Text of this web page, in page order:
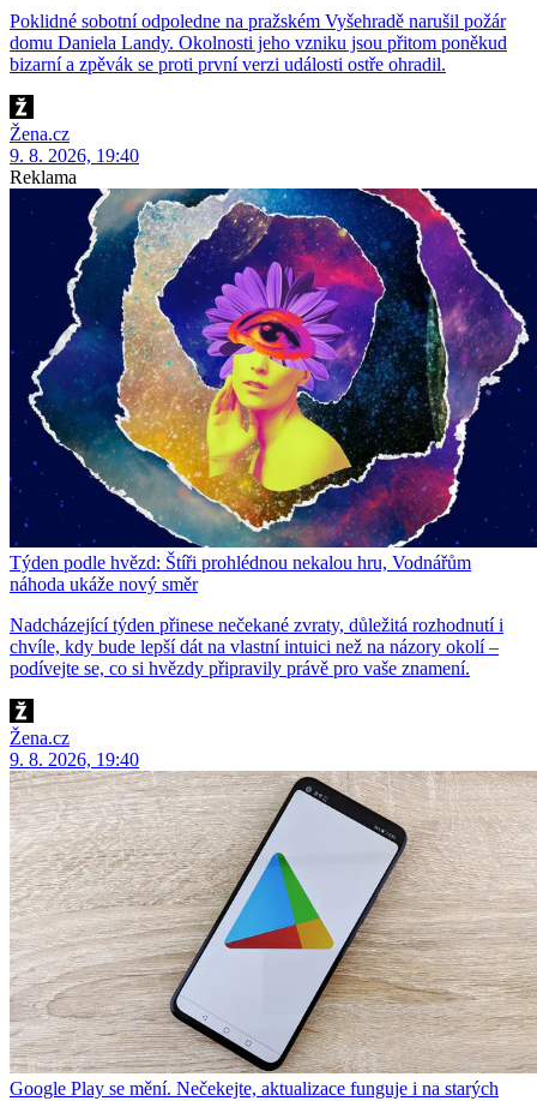
Poklidné sobotní odpoledne na pražském Vyšehradě narušil požár
domu Daniela Landy. Okolnosti jeho vzniku jsou přitom poněkud
bizarní a zpěvák se proti první verzi události ostře ohradil.
Žena.cz
9. 8. 2026, 19:40
Reklama
Týden podle hvězd: Štíři prohlédnou nekalou hru, Vodnářům
náhoda ukáže nový směr
Nadcházející týden přinese nečekané zvraty, důležitá rozhodnutí i
chvíle, kdy bude lepší dát na vlastní intuici než na názory okolí –
podívejte se, co si hvězdy připravily právě pro vaše znamení.
Žena.cz
9. 8. 2026, 19:40
Google Play se mění. Nečekejte, aktualizace funguje i na starých